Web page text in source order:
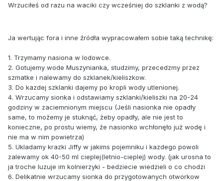
Wrzuciłeś od razu na waciki czy wcześniej do szklanki z wodą?
Ja wertując fora i inne źródła wypracowałem sobie taką technikę:
1. Trzymamy nasiona w lodowce.
2. Gotujemy wode Muszynianka, studzimy, przecedzmy przez
szmatke i nalewamy do szklanek/kieliszkow.
3. Do kazdej szklanki dajemy po kropli wody utlenionej.
4. Wrzucamy sionka i odstawiamy szklanki/kieliszki na 20-24
godziny w zaciemnionym miejscu (Jeśli nasionka nie opadły
same, to możemy je stuknąć, żeby opadły, ale nie jest to
konieczne, po prostu wiemy, że nasionko wchłonęło już wodę i
nie ma w nim powietrza)
5. Ukladamy krazki Jiffy w jakims pojemniku i kazdego powoli
zalewamy ok 40-50 ml cieplej(letnio-cieplej) wody. (jak urosna to
ja troche luzuje im kolnierzyki - bedziecie wiedzieli o co chodzi
6. Delikatnie wrzucamy sionka do przygotowanych otworkow